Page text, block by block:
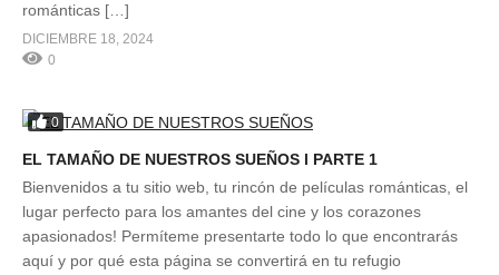
románticas […]
DICIEMBRE 18, 2024
0
0
EL TAMAÑO DE NUESTROS SUEÑOS l PARTE 1
Bienvenidos a tu sitio web, tu rincón de películas románticas, el
lugar perfecto para los amantes del cine y los corazones
apasionados! Permíteme presentarte todo lo que encontrarás
aquí y por qué esta página se convertirá en tu refugio